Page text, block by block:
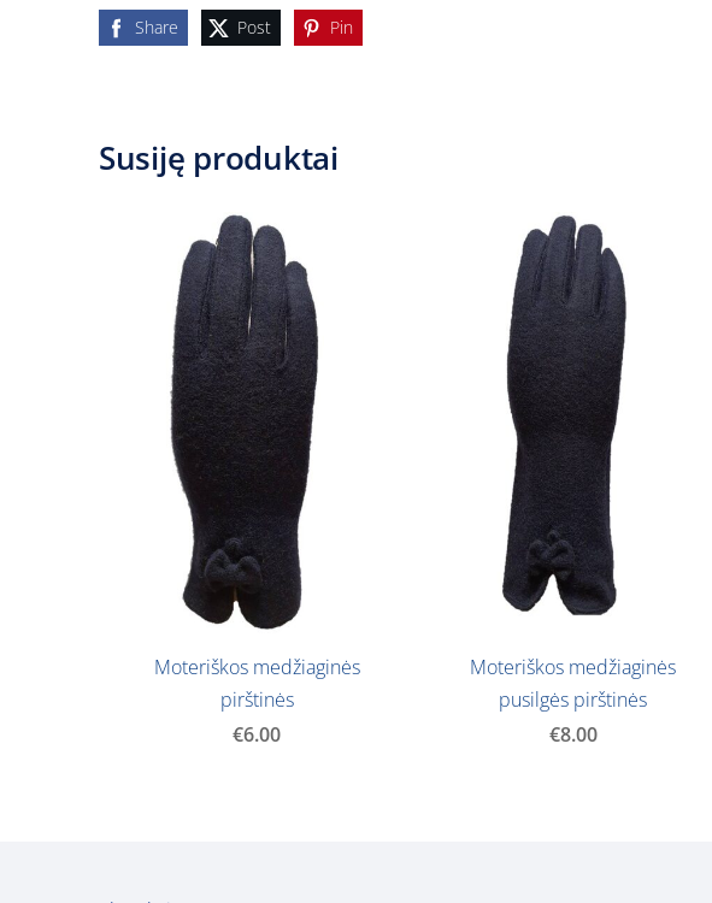
Share Post Pin
Susiję produktai
Moteriškos medžiaginės
pirštinės
€6.00
Moteriškos medžiaginės
pusilgės pirštinės
€8.00